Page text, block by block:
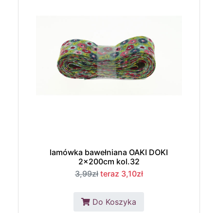
lamówka bawełniana OAKI DOKI
2x200cm kol.32
3,99zł teraz 3,10zł
Do Koszyka